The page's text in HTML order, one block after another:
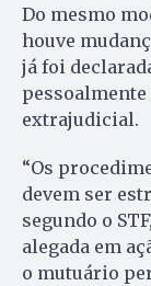
Do mesmo
houve
já foi
extrajudicial.
“Os
devem ser
segundo o
alegada em
o mutuário